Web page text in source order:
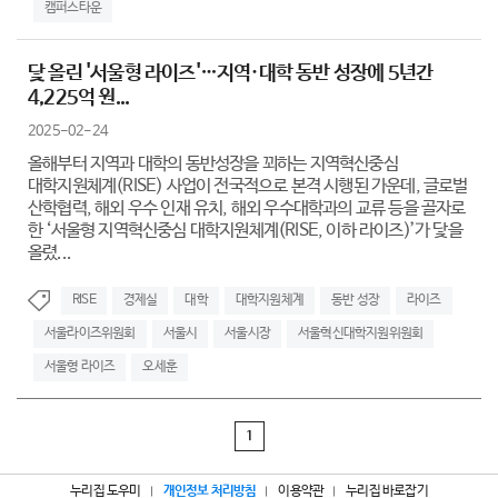
캠퍼스타운
닻 올린 '서울형 라이즈'…지역·대학 동반 성장에 5년간
4,225억 원...
2025-02-24
올해부터 지역과 대학의 동반성장을 꾀하는 지역혁신중심
대학지원체계(RISE) 사업이 전국적으로 본격 시행된 가운데, 글로벌
산학협력, 해외 우수 인재 유치, 해외 우수대학과의 교류 등을 골자로
한 ‘서울형 지역혁신중심 대학지원체계(RISE, 이하 라이즈)’가 닻을
올렸...
RISE 경제실 대학 대학지원체계 동반 성장 라이즈
서울라이즈위원회 서울시 서울시장 서울혁신대학지원위원회
서울형 라이즈 오세훈
1
누리집 도우미 개인정보 처리방침 이용약관 누리집 바로잡기